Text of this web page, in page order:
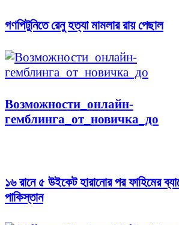
গণপিটুনিতে রেনু হত্যা মামলার রায় পেছাল
Возможности_онлайн-
гемблинга_от_новичка_до
১৬ রানে ৫ উইকেট হারানোর পর ফাহিমের
পাকিস্তান